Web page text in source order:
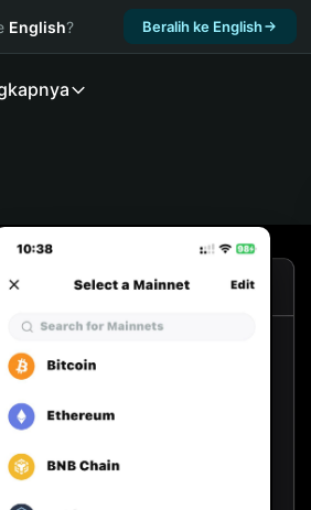
English? Beralih ke English